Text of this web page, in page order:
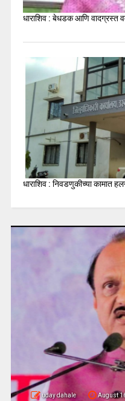
धाराशिव : बेधडक आणि वादग्रस्त
धाराशिव : निवडणुकीच्या कामात
uday dahale August